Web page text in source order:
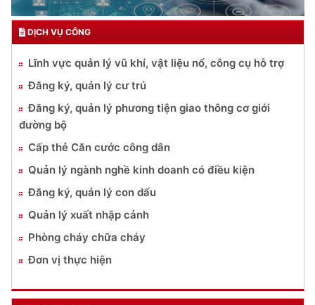
DỊCH VỤ CÔNG
Lĩnh vực quản lý vũ khí, vật liệu nổ, công cụ hỗ trợ
Đăng ký, quản lý cư trú
Đăng ký, quản lý phương tiện giao thông cơ giới
đường bộ
Cấp thẻ Căn cước công dân
Quản lý ngành nghề kinh doanh có điều kiện
Đăng ký, quản lý con dấu
Quản lý xuất nhập cảnh
Phòng cháy chữa cháy
Đơn vị thực hiện